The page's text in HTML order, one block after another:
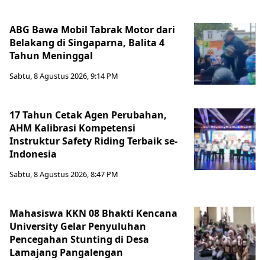
ABG Bawa Mobil Tabrak Motor dari
Belakang di Singaparna, Balita 4
Tahun Meninggal
Sabtu, 8 Agustus 2026, 9:14 PM
17 Tahun Cetak Agen Perubahan,
AHM Kalibrasi Kompetensi
Instruktur Safety Riding Terbaik se-
Indonesia
Sabtu, 8 Agustus 2026, 8:47 PM
Mahasiswa KKN 08 Bhakti Kencana
University Gelar Penyuluhan
Pencegahan Stunting di Desa
Lamajang Pangalengan